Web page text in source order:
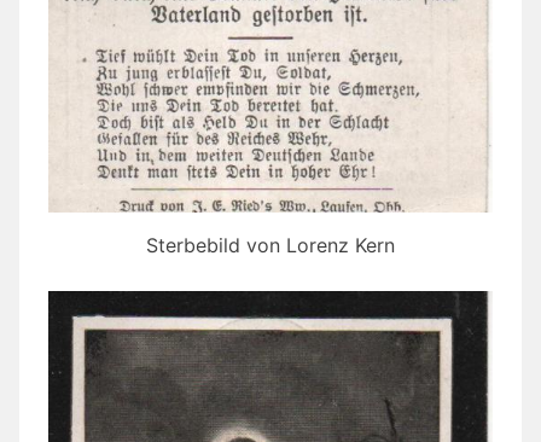
Sterbebild von Lorenz Kern